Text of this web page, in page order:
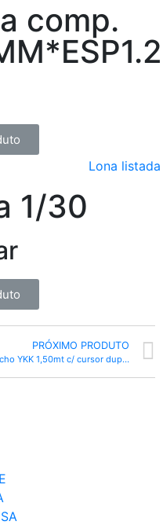
comp.
1/30
PRÓXIMO PRODUTO
Fecho YKK 1,50mt c/ cursor duplo branco